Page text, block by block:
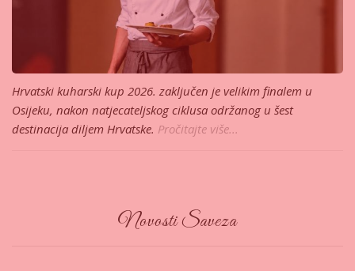
Hrvatski kuharski kup 2026. zaključen je velikim finalem u
Osijeku, nakon natjecateljskog ciklusa održanog u šest
destinacija diljem Hrvatske. Pročitajte više...
Novosti Saveza